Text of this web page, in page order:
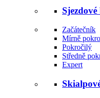
Začátečník
Mírně
Pokročilý
Středně
Expert